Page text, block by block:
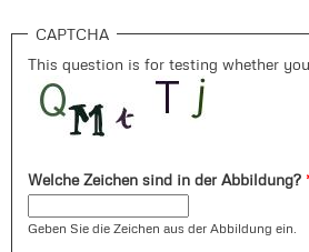
CAPTCHA
This question is for testing whether
Welche Zeichen sind in der Abbildung?
Geben Sie die Zeichen aus der Abbildung ein.